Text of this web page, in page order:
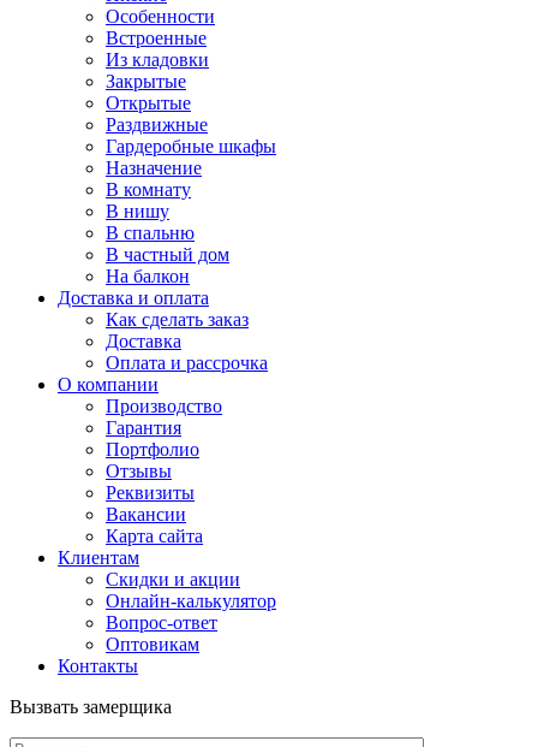
Особенности
Встроенные
Из кладовки
Закрытые
Открытые
Раздвижные
Гардеробные шкафы
Назначение
В комнату
В нишу
В спальню
В частный дом
На балкон
Доставка и оплата
Как сделать заказ
Доставка
Оплата и рассрочка
О компании
Производство
Гарантия
Портфолио
Отзывы
Реквизиты
Вакансии
Карта сайта
Клиентам
Скидки и акции
Онлайн-калькулятор
Вопрос-ответ
Оптовикам
Контакты
Вызвать замерщика